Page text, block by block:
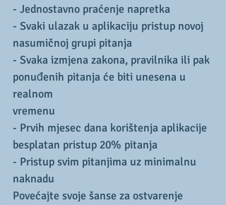
- Jednostavno praćenje napretka
- Svaki ulazak u aplikaciju pristup novoj
nasumičnoj grupi pitanja
- Svaka izmjena zakona, pravilnika ili pak
ponuđenih pitanja će biti unesena u
realnom
vremenu
- Prvih mjesec dana korištenja aplikacije
besplatan pristup 20% pitanja
- Pristup svim pitanjima uz minimalnu
naknadu
Povećajte svoje šanse za ostvarenje